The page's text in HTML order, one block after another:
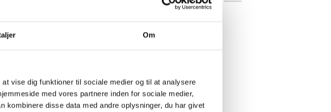
Om
vise dig funktioner til sociale medier og til at analysere
med vores partnere inden for sociale medier,
kombinere disse data med andre oplysninger, du har givet